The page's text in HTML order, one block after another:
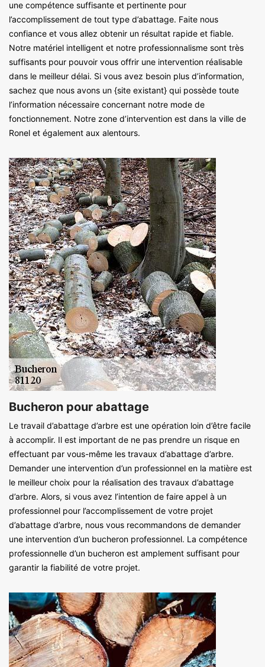
une compétence suffisante et pertinente pour
l’accomplissement de tout type d’abattage. Faite nous
confiance et vous allez obtenir un résultat rapide et fiable.
Notre matériel intelligent et notre professionnalisme sont très
suffisants pour pouvoir vous offrir une intervention réalisable
dans le meilleur délai. Si vous avez besoin plus d’information,
sachez que nous avons un {site existant} qui possède toute
l’information nécessaire concernant notre mode de
fonctionnement. Notre zone d’intervention est dans la ville de
Ronel et également aux alentours.
Bucheron pour abattage
Le travail d’abattage d’arbre est une opération loin d’être facile
à accomplir. Il est important de ne pas prendre un risque en
effectuant par vous-même les travaux d’abattage d’arbre.
Demander une intervention d’un professionnel en la matière est
le meilleur choix pour la réalisation des travaux d’abattage
d’arbre. Alors, si vous avez l’intention de faire appel à un
professionnel pour l’accomplissement de votre projet
d’abattage d’arbre, nous vous recommandons de demander
une intervention d’un bucheron professionnel. La compétence
professionnelle d’un bucheron est amplement suffisant pour
garantir la fiabilité de votre projet.